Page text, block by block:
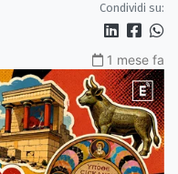
Condividi su:
1 mese fa